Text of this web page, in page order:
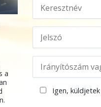
Igen,
a